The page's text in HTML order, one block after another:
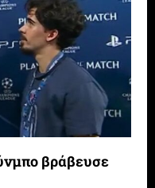
βράβευσε